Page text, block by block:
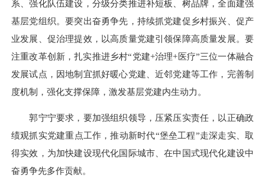
系、强化队伍建设，分级分类推进补短板、树品牌，全面建强
基层党组织。要突出奋勇争先，持续抓党建促乡村振兴、促产
业发展、促治理提效，以高质量党建引领保障高质量发展。要
注重改革创新，扎实推进乡村“党建+治理+医疗”三位一体融合
发展试点，因地制宜抓好暖心党建、近邻党建等工作，完善制
度机制，强化支撑保障，激发基层党建内生动力。
郭宁宁要求，要加强组织领导，压紧压实责任，以正确政
绩观抓实党建重点工作，推动新时代“堡垒工程”走深走实、取
得实效，为加快建设现代化国际城市、在中国式现代化建设中
奋勇争先多作贡献。